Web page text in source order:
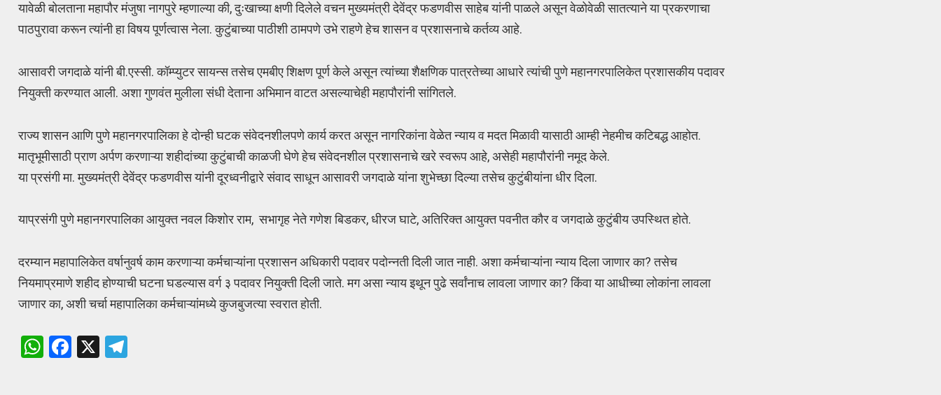
यावेळी बोलताना महापौर मंजुषा नागपुरे म्हणाल्या की, दुःखाच्या क्षणी दिलेले वचन मुख्यमंत्री देवेंद्र फडणवीस साहेब यांनी पाळले असून वेळोवेळी सातत्याने या प्रकरणाचा
पाठपुरावा करून त्यांनी हा विषय पूर्णत्वास नेला. कुटुंबाच्या पाठीशी ठामपणे उभे राहणे हेच शासन व प्रशासनाचे कर्तव्य आहे.
आसावरी जगदाळे यांनी बी.एस्सी. कॉम्प्युटर सायन्स तसेच एमबीए शिक्षण पूर्ण केले असून त्यांच्या शैक्षणिक पात्रतेच्या आधारे त्यांची पुणे महानगरपालिकेत प्रशासकीय पदावर
नियुक्ती करण्यात आली. अशा गुणवंत मुलीला संधी देताना अभिमान वाटत असल्याचेही महापौरांनी सांगितले.
राज्य शासन आणि पुणे महानगरपालिका हे दोन्ही घटक संवेदनशीलपणे कार्य करत असून नागरिकांना वेळेत न्याय व मदत मिळावी यासाठी आम्ही नेहमीच कटिबद्ध आहोत.
मातृभूमीसाठी प्राण अर्पण करणाऱ्या शहीदांच्या कुटुंबाची काळजी घेणे हेच संवेदनशील प्रशासनाचे खरे स्वरूप आहे, असेही महापौरांनी नमूद केले.
या प्रसंगी मा. मुख्यमंत्री देवेंद्र फडणवीस यांनी दूरध्वनीद्वारे संवाद साधून आसावरी जगदाळे यांना शुभेच्छा दिल्या तसेच कुटुंबीयांना धीर दिला.
याप्रसंगी पुणे महानगरपालिका आयुक्त नवल किशोर राम, सभागृह नेते गणेश बिडकर, धीरज घाटे, अतिरिक्त आयुक्त पवनीत कौर व जगदाळे कुटुंबीय उपस्थित होते.
दरम्यान महापालिकेत वर्षानुवर्ष काम करणाऱ्या कर्मचाऱ्यांना प्रशासन अधिकारी पदावर पदोन्नती दिली जात नाही. अशा कर्मचाऱ्यांना न्याय दिला जाणार का? तसेच
नियमाप्रमाणे शहीद होण्याची घटना घडल्यास वर्ग ३ पदावर नियुक्ती दिली जाते. मग असा न्याय इथून पुढे सर्वांनाच लावला जाणार का? किंवा या आधीच्या लोकांना लावला
जाणार का, अशी चर्चा महापालिका कर्मचाऱ्यांमध्ये कुजबुजत्या स्वरात होती.
W F
X